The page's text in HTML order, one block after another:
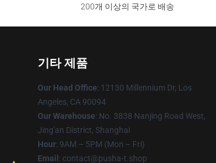
200개 이상의 국가로 배송
기타 제품
Our Head Office: 12130 Millennium Dr, Los
Angeles, CA 90094
Our Warehouse: No. 3838 Nanjing Road West,
Jing'an District, Shanghai
Hour: 9AM – 5PM (Mon – Fri)
Email : contact@pusha-t.shop